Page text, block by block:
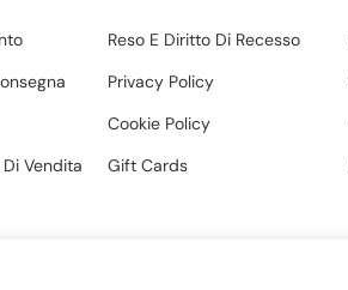
Vendita
Reso E Diritto Di Recesso
Privacy Policy
Cookie Policy
Gift Cards